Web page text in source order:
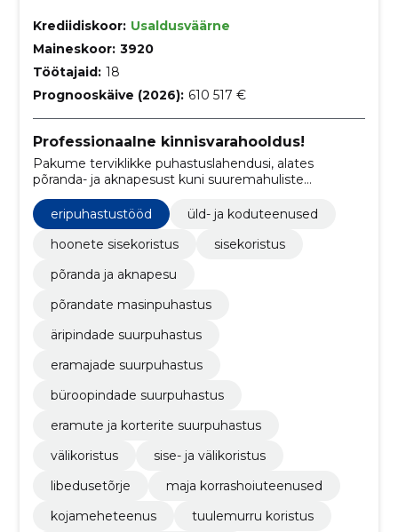
Krediidiskoor: Usaldusväärne
Maineskoor: 3920
Töötajaid: 18
Prognooskäive (2026): 610 517 €
Professionaalne kinnisvarahooldus!
Pakume terviklikke puhastuslahendusi, alates
põranda- ja aknapesust kuni suuremahuliste
kommerts- ja erakinnisvara hooldustöödeni.
eripuhastustööd
üld- ja koduteenused
hoonete sisekoristus
sisekoristus
põranda ja aknapesu
põrandate masinpuhastus
äripindade suurpuhastus
eramajade suurpuhastus
büroopindade suurpuhastus
​eramute ja korterite suurpuhastus
välikoristus
sise- ja välikoristus
libedusetõrje
maja korrashoiuteenused
kojameheteenus
tuulemurru koristus